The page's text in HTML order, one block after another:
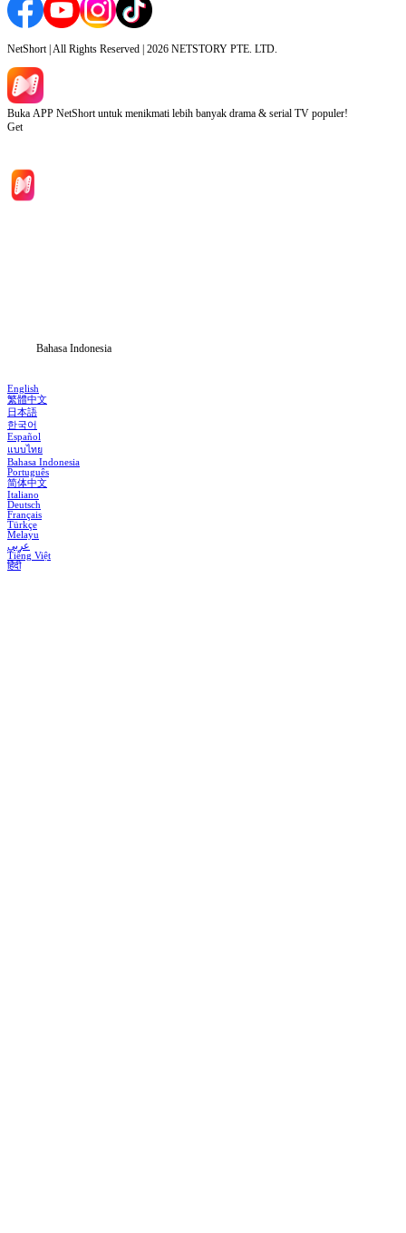
NetShort | All Rights Reserved | 2026 NETSTORY PTE. LTD.
Buka APP NetShort untuk menikmati lebih banyak drama & serial TV populer!
Get
Bahasa Indonesia
English
繁體中文
日本語
한국어
Español
แบบไทย
Bahasa Indonesia
Português
简体中文
Italiano
Deutsch
Français
Türkçe
Melayu
عربي
Tiếng Việt
हिंदी